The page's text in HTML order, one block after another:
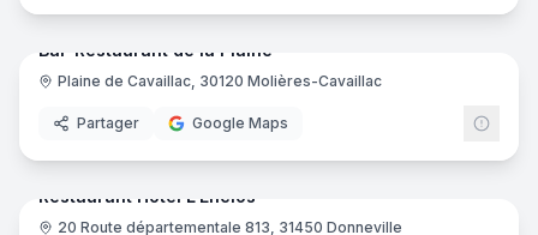
Bar-Restaurant de la Plaine
Plaine de Cavaillac, 30120 Molières-Cavaillac
Partager Google Maps
10
Restaurant Hôtel L'Enclos
20 Route départementale 813, 31450 Donneville